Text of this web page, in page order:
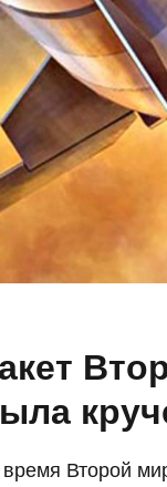
Второй